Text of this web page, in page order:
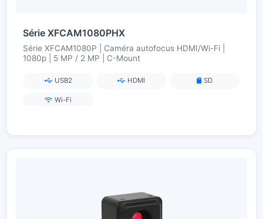
Série XFCAM1080PHX
Série XFCAM1080P | Caméra autofocus HDMI/Wi-Fi |
1080p | 5 MP / 2 MP | C-Mount
USB2 HDMI SD
Wi-Fi